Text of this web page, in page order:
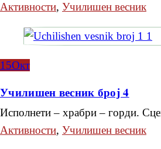
Активности, Училишен весник
15Окт
Училишен весник број 4
Исполнети – храбри – горди.
Активности, Училишен весник